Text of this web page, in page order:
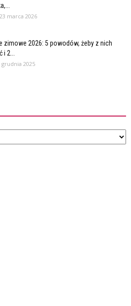
23 marca 2026
zimowe 2026: 5 powodów, żeby z nich
2...
grudnia 2025